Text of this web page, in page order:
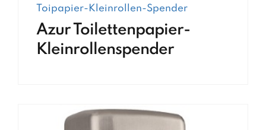
Toipapier-Kleinrollen-Spender
Azur Toilettenpapier-
Kleinrollenspender